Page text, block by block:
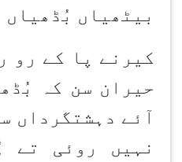
بیٹھیاں
کیرنے پا کے رو
حیران سن کہ
آئے دہشتگرداں
نہیں روئی تے